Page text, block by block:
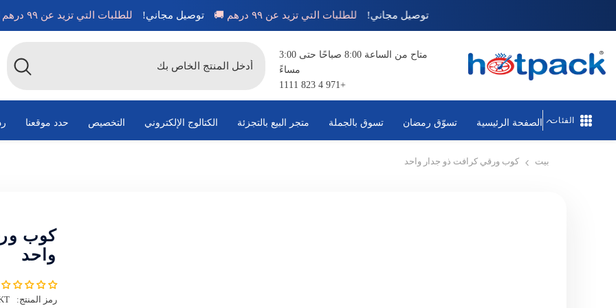
توصيل مجاني! للطلبات التي تزيد عن ٩٩ درهم 🚚 توصيل مجاني! للطلبات التي تزيد عن ٩٩ درهم 🚚
متاح من الساعة 8:00 صباحًا حتى 3:00
مساءً
+971 4 823 1111
الفئات الصفحة الرئيسية تسوّق رمضان تسوق بالجملة متجر البيع بالتجزئة الكتالوج الإلكتروني التخصيص حدد موقعنا
بيت كوب ورقي كرافت ذو جدار واحد
كوب
واحد
رمز المنتج: